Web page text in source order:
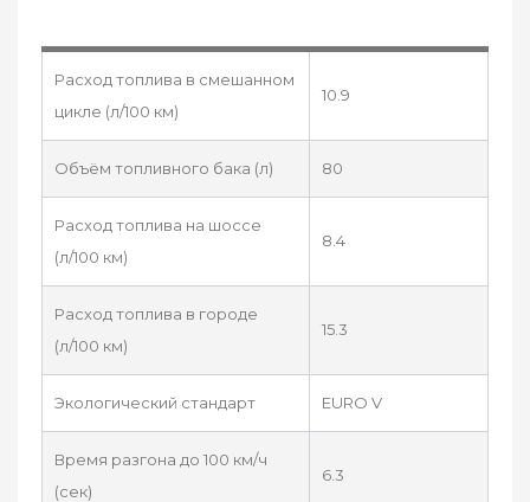
Расход топлива в смешанном
цикле (л/100 км)
10.9
Объём топливного бака (л) 80
Расход топлива на шоссе
(л/100 км)
8.4
Расход топлива в городе
(л/100 км)
15.3
Экологический стандарт EURO V
Время разгона до 100 км/ч
(сек)
6.3